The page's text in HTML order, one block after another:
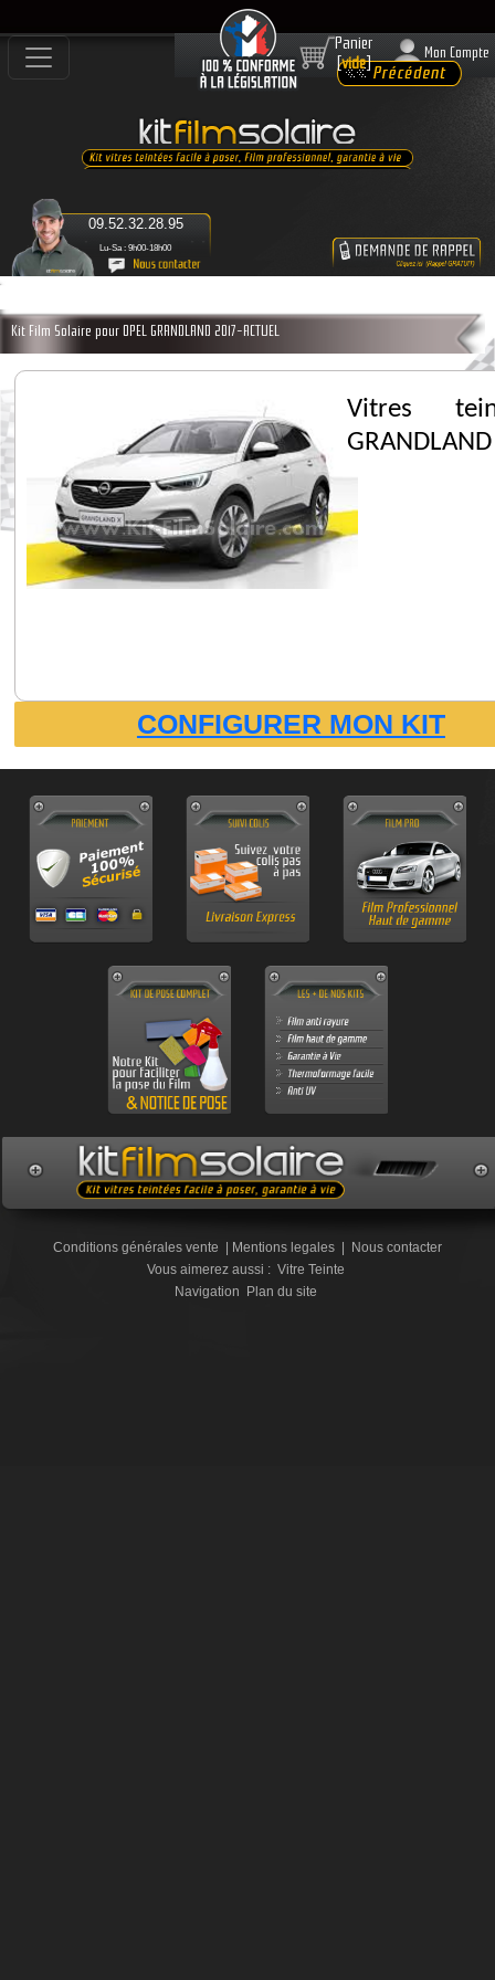
Lu-Sa : 9h00-18h00
09.52.32.28.95
Panier
[vide]
Mon Compte
Kit Film Solaire pour OPEL GRANDLAND 2017-ACTUEL
Vitres
CONFIGURER MON KIT
Conditions générales vente | Mentions legales | Nous contacter
Vous aimerez aussi : Vitre Teinte
Navigation Plan du site